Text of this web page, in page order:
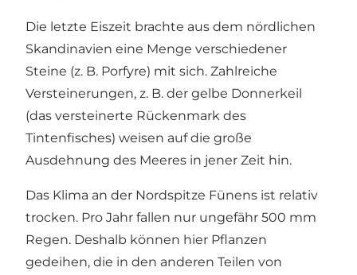
Die letzte Eiszeit brachte aus dem nördlichen
Skandinavien eine Menge verschiedener
Steine (z. B. Porfyre) mit sich. Zahlreiche
Versteinerungen, z. B. der gelbe Donnerkeil
(das versteinerte Rückenmark des
Tintenfisches) weisen auf die große
Ausdehnung des Meeres in jener Zeit hin.
Das Klima an der Nordspitze Fünens ist relativ
trocken. Pro Jahr fallen nur ungefähr 500 mm
Regen. Deshalb können hier Pflanzen
gedeihen, die in den anderen Teilen von